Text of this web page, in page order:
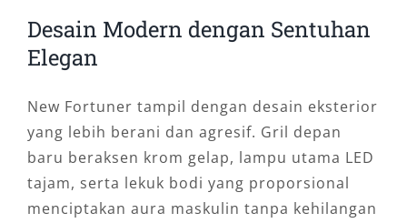
Desain Modern dengan Sentuhan
Elegan
New Fortuner tampil dengan desain eksterior
yang lebih berani dan agresif. Gril depan
baru beraksen krom gelap, lampu utama LED
tajam, serta lekuk bodi yang proporsional
menciptakan aura maskulin tanpa kehilangan